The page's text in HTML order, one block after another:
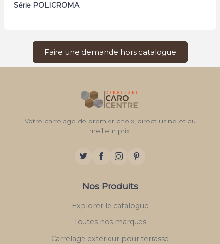
Série POLICROMA
Faire une demande hors catalogue
Votre carrelage de premier choix, direct usine et au
meilleur prix.
Nos Produits
Explorer le catalogue
Toutes nos marques
Carrelage extérieur pour terrasse